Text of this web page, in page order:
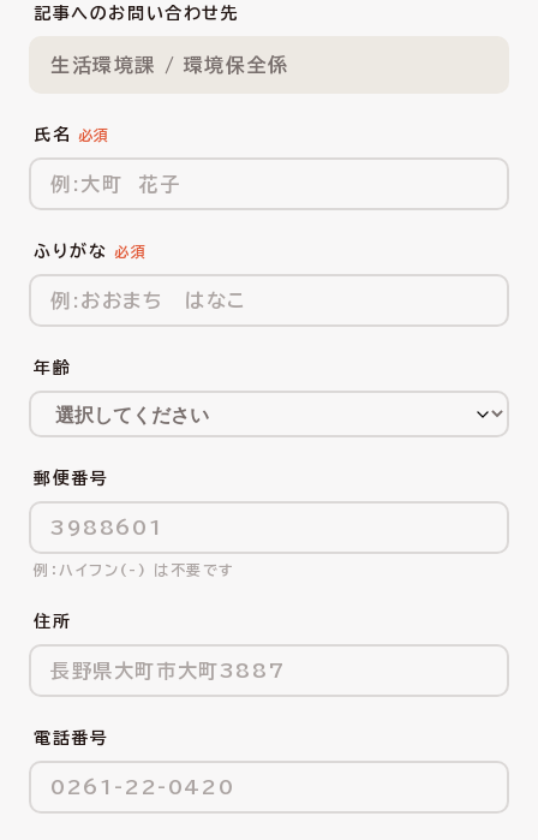
記事へのお問い合わせ先
生活環境課 / 環境保全係
氏名
ふりがな
年齢
郵便番号
ハイフン(-) は不要です
住所
電話番号